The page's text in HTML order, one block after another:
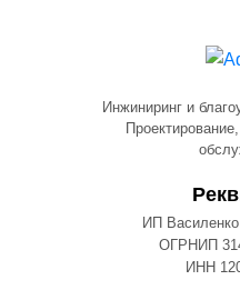
Инжиниринг и
ИП
ОГРНИП
ИНН